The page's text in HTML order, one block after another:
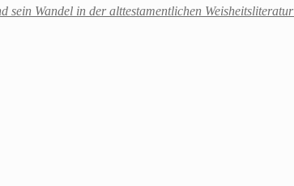
sein Wandel in der alttestamentlichen Weisheitsliteratur